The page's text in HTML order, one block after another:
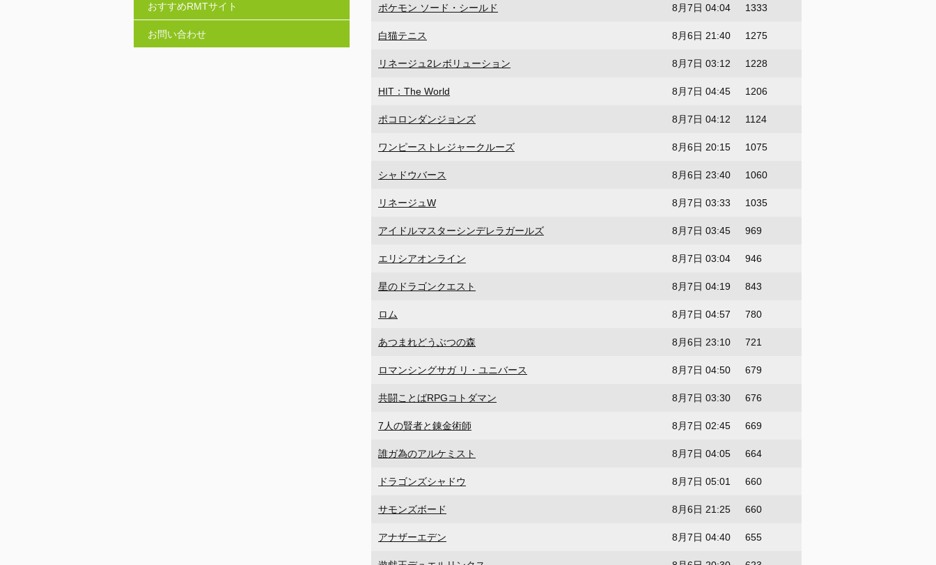
おすすめRMTサイト
お問い合わせ
ポケモン ソード・シールド 8月7日 04:04 1333
白猫テニス 8月6日 21:40 1275
リネージュ2レボリューション 8月7日 03:12 1228
HIT：The World 8月7日 04:45 1206
ポコロンダンジョンズ 8月7日 04:12 1124
ワンピーストレジャークルーズ 8月6日 20:15 1075
シャドウバース 8月6日 23:40 1060
リネージュW 8月7日 03:33 1035
アイドルマスターシンデレラガールズ 8月7日 03:45 969
エリシアオンライン 8月7日 03:04 946
星のドラゴンクエスト 8月7日 04:19 843
ロム 8月7日 04:57 780
あつまれどうぶつの森 8月6日 23:10 721
ロマンシングサガ リ・ユニバース 8月7日 04:50 679
共闘ことばRPGコトダマン 8月7日 03:30 676
7人の賢者と錬金術師 8月7日 02:45 669
誰ガ為のアルケミスト 8月7日 04:05 664
ドラゴンズシャドウ 8月7日 05:01 660
サモンズボード 8月6日 21:25 660
アナザーエデン 8月7日 04:40 655